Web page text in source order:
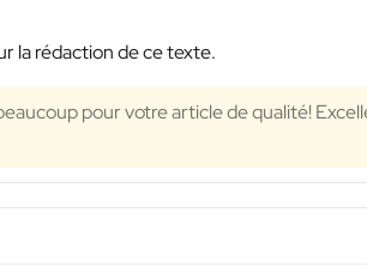
la rédaction de ce texte.
pour votre article de qualité!